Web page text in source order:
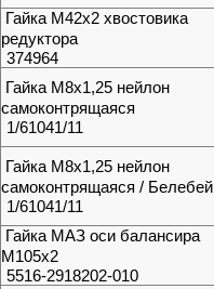
Гайка М42х2 хвостовика
редуктора
374964
Гайка М8х1,25 нейлон
самоконтрящаяся
1/61041/11
Гайка М8х1,25 нейлон
самоконтрящаяся / Белебей
1/61041/11
Гайка МАЗ оси балансира
М105х2
5516-2918202-010